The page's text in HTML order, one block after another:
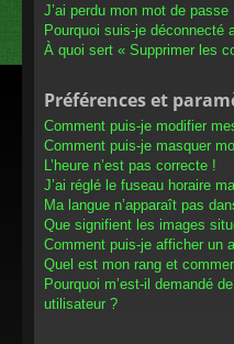
J’ai perdu mon mot de passe
Pourquoi suis-je déconnecté
À quoi sert « Supprimer les
Préférences et
Comment puis-je modifier
Comment puis-je masquer
L’heure n’est pas correcte !
J’ai réglé le fuseau horaire
Ma langue n’apparaît pas
Que signifient les images
Comment puis-je afficher un
Quel est mon rang et
Pourquoi m’est-il demandé
utilisateur ?